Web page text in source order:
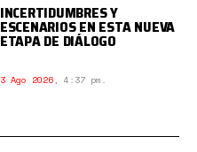
INCERTIDUMBRES Y
ESCENARIOS EN ESTA NUEVA
ETAPA DE DIÁLOGO
3 Ago 2026, 4:37 pm.